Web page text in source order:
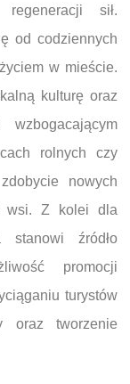
sił.
od codziennych
w mieście.
kulturę oraz
rolnych czy
nowych
wsi. Z kolei dla
stanowi źródło
promocji
turystów
oraz tworzenie